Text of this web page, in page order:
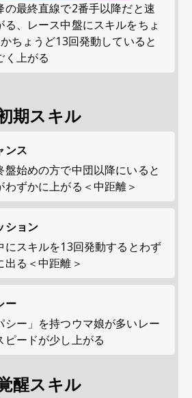
の最終直線で2番手以降だと速
る、レース中盤にスキルをちょ
ちょうど13回発動していると
く上がる
期スキル
ンス
盤始めの方で中団以降にいると
わずかに上がる＜中距離＞
ション
にスキルを13回発動するとわず
出る＜中距離＞
ー
シー」を持つウマ娘が多いレー
ピードが少し上がる
醒スキル